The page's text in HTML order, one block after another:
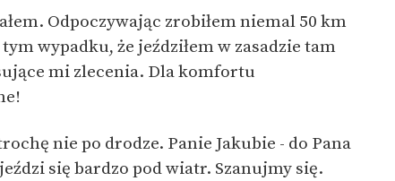
Odpoczywając zrobiłem niemal 50 km
wypadku, że jeździłem w zasadzie tam
mi zlecenia. Dla komfortu
nie po drodze. Panie Jakubie - do Pana
się bardzo pod wiatr. Szanujmy się.